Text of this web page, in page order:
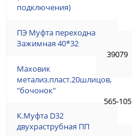
подключения)
ПЭ Муфта переходная
Зажимная 40*32
Маховик
метализ.пласт.20шлицов,
"бочонок"
К.Муфта D32
двухраструбная ПП
39079
565-105